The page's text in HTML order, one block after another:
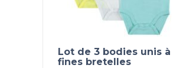
Lot de 3 bodies unis à
fines bretelles